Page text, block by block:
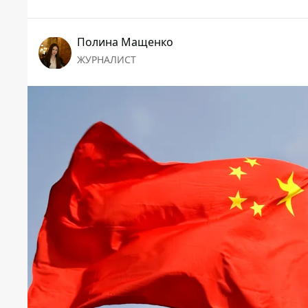
Полина Мащенко
ЖУРНАЛИСТ